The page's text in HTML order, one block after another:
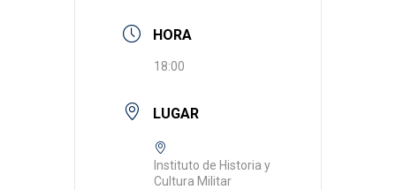
HORA
18:00
LUGAR
Instituto de Historia y
Cultura Militar